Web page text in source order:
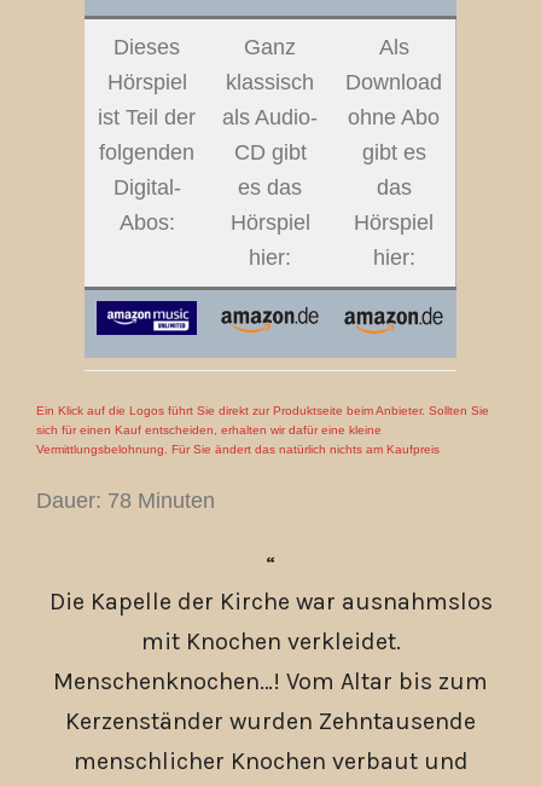
Dieses
Hörspiel
ist Teil der
folgenden
Digital-
Abos:
Ganz
klassisch
als Audio-
CD gibt
es das
Hörspiel
hier:
Als
Download
ohne Abo
gibt es
das
Hörspiel
hier:
Ein Klick auf die Logos führt Sie direkt zur Produktseite beim Anbieter. Sollten Sie
sich für einen Kauf entscheiden, erhalten wir dafür eine kleine
Vermittlungsbelohnung. Für Sie ändert das natürlich nichts am Kaufpreis
Dauer: 78 Minuten
Die Kapelle der Kirche war ausnahmslos
mit Knochen verkleidet.
Menschenknochen…! Vom Altar bis zum
Kerzenständer wurden Zehntausende
menschlicher Knochen verbaut und